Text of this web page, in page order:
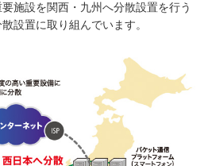
施設を関西・九州へ分散設置を行う
設置に取り組んでいます。